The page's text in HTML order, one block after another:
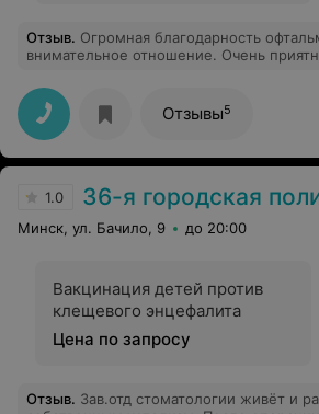
Отзыв. Огромная благодарность
внимательное отношение. Очень
Отзывы5
1.0 36-я городская
Минск, ул. Бачило, 9 до 20:00
Вакцинация детей против
клещевого энцефалита
Цена по запросу
Отзыв. Зав.отд стоматологии живёт и